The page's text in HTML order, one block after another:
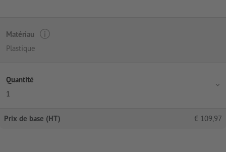
Matériau
Plastique
Quantité
1
Prix de base (HT) € 109,97